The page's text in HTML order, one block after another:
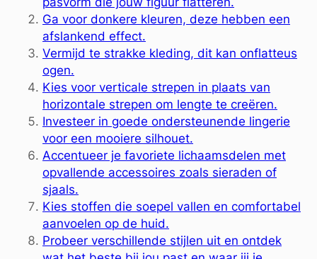
Ga voor donkere kleuren, deze hebben een
afslankend effect.
Vermijd te strakke kleding, dit kan onflatteus
ogen.
Kies voor verticale strepen in plaats van
horizontale strepen om lengte te creëren.
Investeer in goede ondersteunende lingerie
voor een mooiere silhouet.
Accentueer je favoriete lichaamsdelen met
opvallende accessoires zoals sieraden of
sjaals.
Kies stoffen die soepel vallen en comfortabel
aanvoelen op de huid.
Probeer verschillende stijlen uit en ontdek